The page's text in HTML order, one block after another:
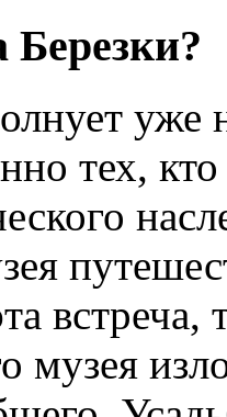
Березки?
уже
тех,
музея